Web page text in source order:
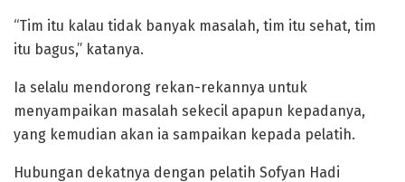
“Tim itu kalau tidak banyak masalah, tim itu sehat, tim
itu bagus,” katanya.
Ia selalu mendorong rekan-rekannya untuk
menyampaikan masalah sekecil apapun kepadanya,
yang kemudian akan ia sampaikan kepada pelatih.
Hubungan dekatnya dengan pelatih Sofyan Hadi